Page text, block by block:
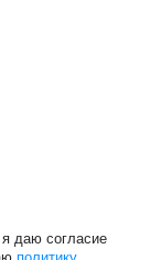
даю согласие